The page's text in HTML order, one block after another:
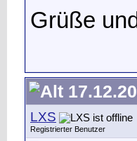
Grüße
LXS
Registrierter Benutzer